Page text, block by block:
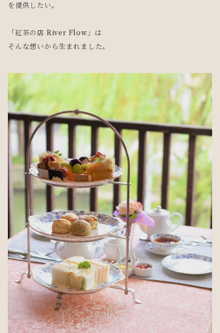
を提供したい。
「紅茶の店 River Flow」は
そんな想いから生まれました。